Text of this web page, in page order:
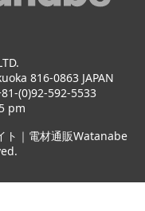
816-0863 JAPAN
(0)92-592-5533
pm
ト｜電材通販Watanabe